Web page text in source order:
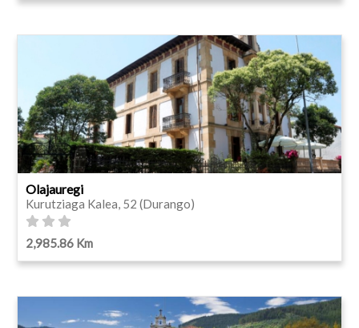
Olajauregi
Kurutziaga Kalea, 52 (Durango)
2,985.86 Km